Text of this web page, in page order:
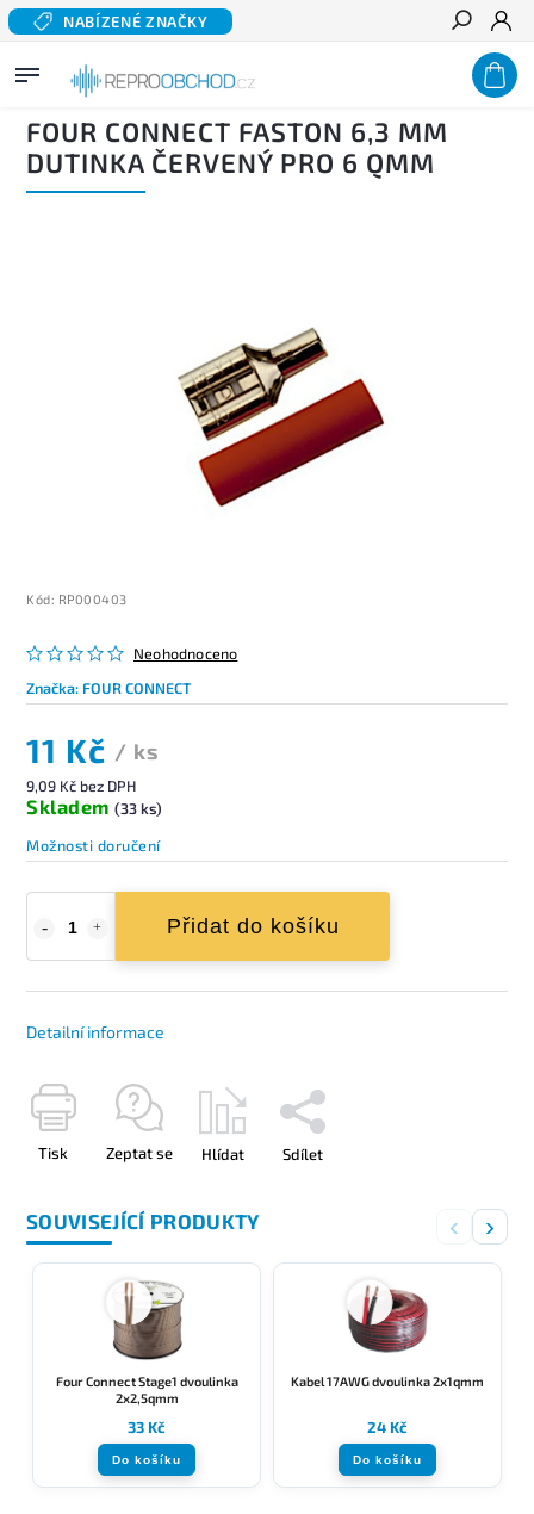
NABÍZENÉ ZNAČKY
Hledat
Domů/ Příslušenství/Konektory a terminály
Four Connect Faston 6,3 mm
dutinka červený pro 6 qmm
FOUR CONNECT FASTON 6,3 MM
DUTINKA ČERVENÝ PRO 6 QMM
Kód: RP000403
Neohodnoceno
Značka: FOUR CONNECT
11 Kč / ks
9,09 Kč bez DPH
Skladem (33 ks)
Možnosti doručení
Přidat do košíku
Detailní informace
Tisk Zeptat se Hlídat Sdílet
SOUVISEJÍCÍ PRODUKTY ‹ ›
Four Connect Stage1 dvoulinka
2x2,5qmm
33 Kč
Do košíku
Kabel 17AWG dvoulinka 2x1qmm
24 Kč
Do košíku